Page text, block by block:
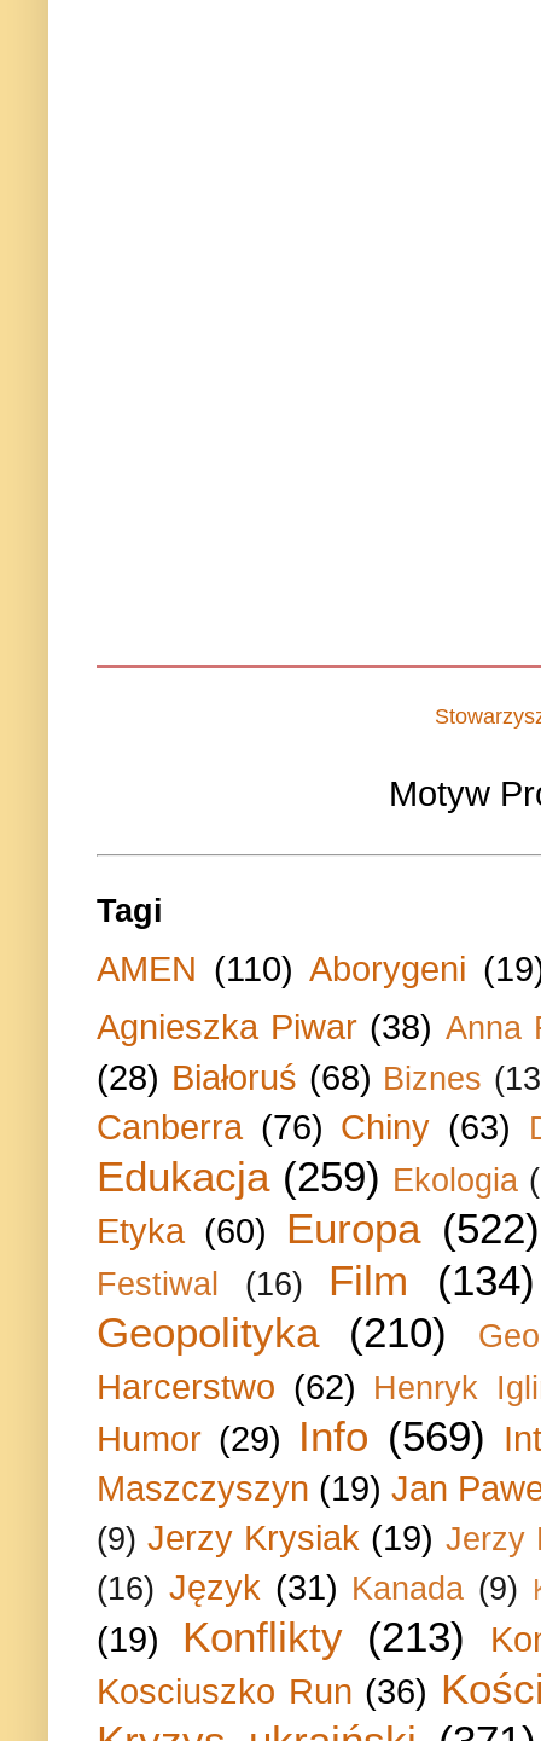
Motyw
Tagi
AMEN (110) Aborygeni
Agnieszka Piwar (38) Anna
(28) Białoruś (68) Biznes
Canberra (76) Chiny (63)
Edukacja (259) Ekologia
Etyka (60) Europa (522)
Festiwal (16) Film
(134)
Geopolityka
(210)
Harcerstwo (62) Henryk
Humor (29) Info (569)
Maszczyszyn (19) Jan
(9) Jerzy Krysiak (19) Jerzy
(16) Język (31) Kanada (9)
(19) Konflikty (213)
Kosciuszko Run (36)